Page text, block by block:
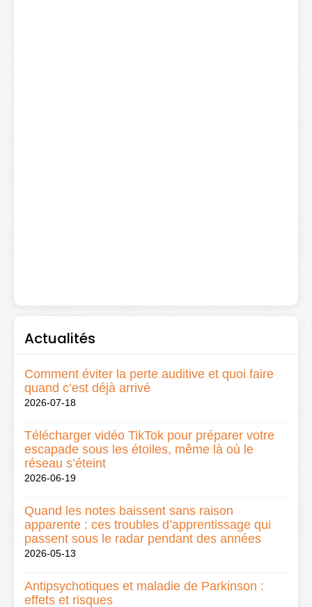
Actualités
Comment éviter la perte auditive et quoi faire
quand c’est déjà arrivé
2026-07-18
Télécharger vidéo TikTok pour préparer votre
escapade sous les étoiles, même là où le
réseau s’éteint
2026-06-19
Quand les notes baissent sans raison
apparente : ces troubles d’apprentissage qui
passent sous le radar pendant des années
2026-05-13
Antipsychotiques et maladie de Parkinson :
effets et risques